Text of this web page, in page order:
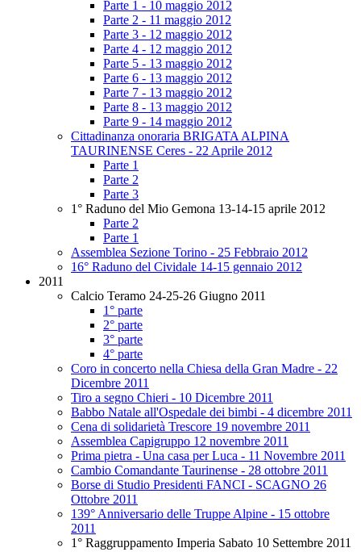
Parte 1 - 10 maggio 2012
Parte 2 - 11 maggio 2012
Parte 3 - 12 maggio 2012
Parte 4 - 12 maggio 2012
Parte 5 - 13 maggio 2012
Parte 6 - 13 maggio 2012
Parte 7 - 13 maggio 2012
Parte 8 - 13 maggio 2012
Parte 9 - 14 maggio 2012
Cittadinanza onoraria BRIGATA ALPINA
TAURINENSE Ceres - 22 Aprile 2012
Parte 1
Parte 2
Parte 3
1° Raduno del Mio Gemona 13-14-15 aprile 2012
Parte 2
Parte 1
Assemblea Sezione Torino - 25 Febbraio 2012
16° Raduno del Cividale 14-15 gennaio 2012
2011
Calcio Teramo 24-25-26 Giugno 2011
1° parte
2° parte
3° parte
4° parte
Coro in concerto nella Chiesa della Gran Madre - 22
Dicembre 2011
Tiro a segno Chieri - 10 Dicembre 2011
Babbo Natale all'Ospedale dei bimbi - 4 dicembre 2011
Cena di solidarietà Trescore 19 novembre 2011
Assemblea Capigruppo 12 novembre 2011
Prima pietra - Una casa per Luca - 11 Novembre 2011
Cambio Comandante Taurinense - 28 ottobre 2011
Borse di Studio Presidenti FANCI - SCAGNO 26
Ottobre 2011
139° Anniversario delle Truppe Alpine - 15 ottobre
2011
1° Raggruppamento Imperia Sabato 10 Settembre 2011